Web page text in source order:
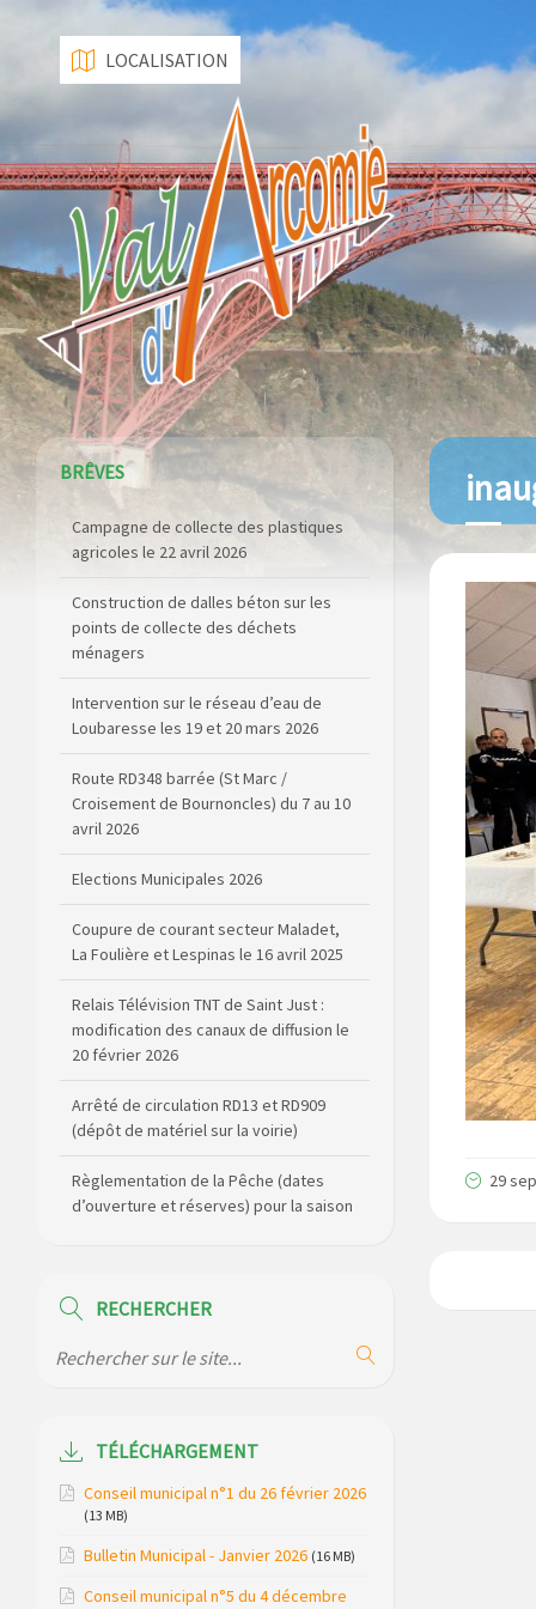
LOCALISATION
29
BRÊVES
Campagne de collecte des plastiques
agricoles le 22 avril 2026
Construction de dalles béton sur les
points de collecte des déchets
ménagers
Intervention sur le réseau d’eau de
Loubaresse les 19 et 20 mars 2026
Route RD348 barrée (St Marc /
Croisement de Bournoncles) du 7 au 10
avril 2026
Elections Municipales 2026
Coupure de courant secteur Maladet,
La Foulière et Lespinas le 16 avril 2025
Relais Télévision TNT de Saint Just :
modification des canaux de diffusion le
20 février 2026
Arrêté de circulation RD13 et RD909
(dépôt de matériel sur la voirie)
Règlementation de la Pêche (dates
d’ouverture et réserves) pour la saison
Communauté Janvier à Juin
Modification des horaires (et lieux) pour
les permanences de la gendarmerie
Maison des services de Ruynes en
RECHERCHER
TÉLÉCHARGEMENT
Conseil municipal n°1 du 26 février 2026
(13 MB)
Bulletin Municipal - Janvier 2026 (16 MB)
Conseil municipal n°5 du 4 décembre